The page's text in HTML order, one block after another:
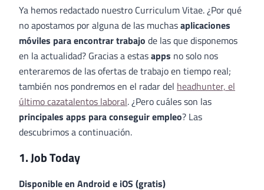
Ya hemos redactado nuestro Curriculum Vitae. ¿Por qué
no apostamos por alguna de las muchasaplicaciones
móviles para encontrar trabajo de las que disponemos
en la actualidad? Gracias a estasapps no solo nos
enteraremos de las ofertas de trabajo en tiempo real;
también nos pondremos en el radar del headhunter, el
último cazatalentos laboral. ¿Pero cuáles son las
principales apps para conseguir empleo? Las
descubrimos a continuación.
1. Job Today
Disponible en Android e iOS (gratis)